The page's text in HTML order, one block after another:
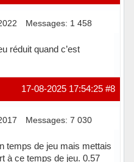
Messages: 1 458
réduit quand c’est
#8
17-08-2025 17:54:25
Messages: 7 030
temps de jeu mais mettais
à ce temps de jeu. 0.57